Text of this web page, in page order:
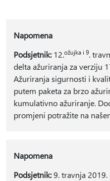
Napomena
Podsjetnik:12.ožujka i 9.
delta ažuriranja za verziju
Ažuriranja sigurnosti i
putem paketa za brzo
kumulativno ažuriranje.
promjeni potražite na
Napomena
Podsjetnik:9. travnja 2019.